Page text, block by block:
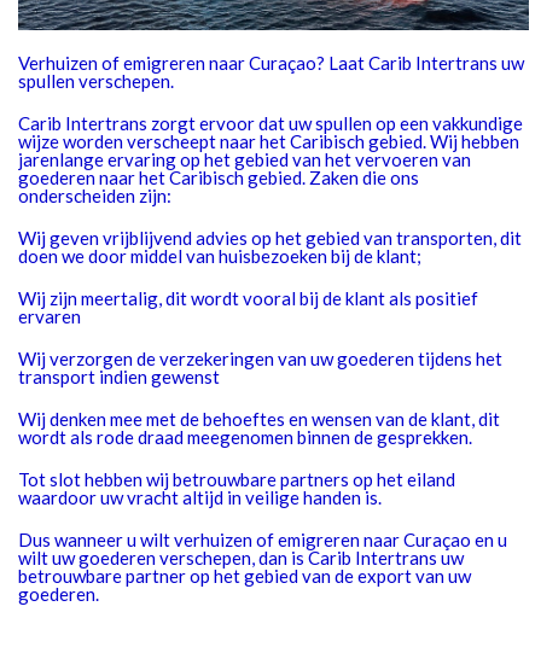
Verhuizen of emigreren naar Curaçao? Laat Carib Intertrans uw
spullen verschepen.
Carib Intertrans zorgt ervoor dat uw spullen op een vakkundige
wijze worden verscheept naar het Caribisch gebied. Wij hebben
jarenlange ervaring op het gebied van het vervoeren van
goederen naar het Caribisch gebied. Zaken die ons
onderscheiden zijn:
Wij geven vrijblijvend advies op het gebied van transporten, dit
doen we door middel van huisbezoeken bij de klant;
Wij zijn meertalig, dit wordt vooral bij de klant als positief
ervaren
Wij verzorgen de verzekeringen van uw goederen tijdens het
transport indien gewenst
Wij denken mee met de behoeftes en wensen van de klant, dit
wordt als rode draad meegenomen binnen de gesprekken.
Tot slot hebben wij betrouwbare partners op het eiland
waardoor uw vracht altijd in veilige handen is.
Dus wanneer u wilt verhuizen of emigreren naar Curaçao en u
wilt uw goederen verschepen, dan is Carib Intertrans uw
betrouwbare partner op het gebied van de export van uw
goederen.